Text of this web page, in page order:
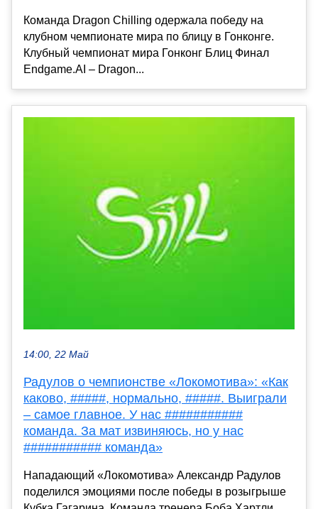
Команда Dragon Chilling одержала победу на
клубном чемпионате мира по блицу в Гонконге.
Клубный чемпионат мира Гонконг Блиц Финал
Endgame.AI – Dragon...
14:00, 22 Май
Радулов о чемпионстве «Локомотива»: «Как
каково, #####, нормально, #####. Выиграли
– самое главное. У нас ###########
команда. За мат извиняюсь, но у нас
########### команда»
Нападающий «Локомотива» Александр Радулов
поделился эмоциями после победы в розыгрыше